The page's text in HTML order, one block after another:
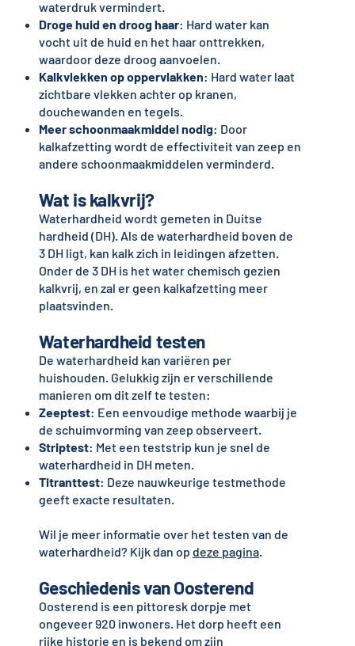
waterdruk vermindert.
Droge huid en droog haar: Hard water kan
vocht uit de huid en het haar onttrekken,
waardoor deze droog aanvoelen.
Kalkvlekken op oppervlakken: Hard water laat
zichtbare vlekken achter op kranen,
douchewanden en tegels.
Meer schoonmaakmiddel nodig: Door
kalkafzetting wordt de effectiviteit van zeep en
andere schoonmaakmiddelen verminderd.
Wat is kalkvrij?
Waterhardheid wordt gemeten in Duitse
hardheid (DH). Als de waterhardheid boven de
3 DH ligt, kan kalk zich in leidingen afzetten.
Onder de 3 DH is het water chemisch gezien
kalkvrij, en zal er geen kalkafzetting meer
plaatsvinden.
Waterhardheid testen
De waterhardheid kan variëren per
huishouden. Gelukkig zijn er verschillende
manieren om dit zelf te testen:
Zeeptest: Een eenvoudige methode waarbij je
de schuimvorming van zeep observeert.
Striptest: Met een teststrip kun je snel de
waterhardheid in DH meten.
Titranttest: Deze nauwkeurige testmethode
geeft exacte resultaten.
Wil je meer informatie over het testen van de
waterhardheid? Kijk dan op deze pagina.
Geschiedenis van Oosterend
Oosterend is een pittoresk dorpje met
ongeveer 920 inwoners. Het dorp heeft een
rijke historie en is bekend om zijn